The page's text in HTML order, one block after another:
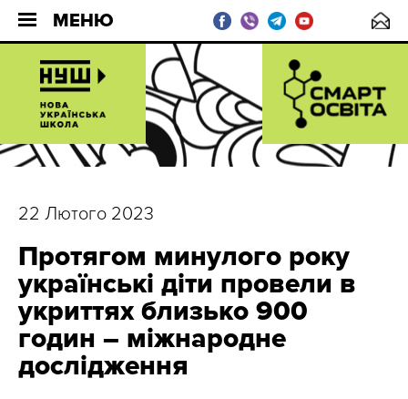
МЕНЮ
22 Лютого 2023
Протягом минулого року
українські діти провели в
укриттях близько 900
годин – міжнародне
дослідження